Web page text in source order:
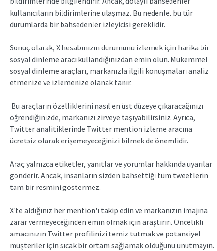
kullanıcıların bildirimlerine ulaşmaz. Bu nedenle, bu tür
durumlarda bir bahsedenler izleyicisi gereklidir.
Sonuç olarak, X hesabınızın durumunu izlemek için harika bir
sosyal dinleme aracı kullandığınızdan emin olun. Mükemmel
sosyal dinleme araçları, markanızla ilgili konuşmaları analiz
etmenize ve izlemenize olanak tanır.
Bu araçların özelliklerini nasıl en üst düzeye çıkaracağınızı
öğrendiğinizde, markanızı zirveye taşıyabilirsiniz. Ayrıca,
Twitter analitiklerinde Twitter mention izleme aracına
ücretsiz olarak erişemeyeceğinizi bilmek de önemlidir.
Araç yalnızca etiketler, yanıtlar ve yorumlar hakkında uyarılar
gönderir. Ancak, insanların sizden bahsettiği tüm tweetlerin
tam bir resmini göstermez.
X'te aldığınız her mention'ı takip edin ve markanızın imajına
zarar vermeyeceğinden emin olmak için araştırın. Öncelikli
amacınızın Twitter profilinizi temiz tutmak ve potansiyel
müşteriler için sıcak bir ortam sağlamak olduğunu unutmayın.